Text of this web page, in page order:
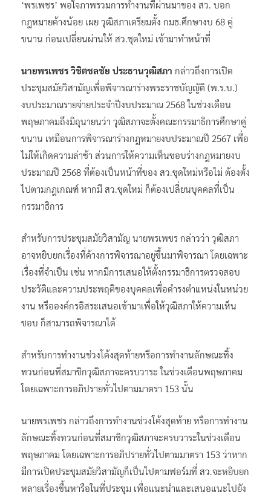
‘พรเพชร’ พอใจภาพรวมการทำงานที่ผ่านมาของ สว. บอก
กฎหมายค้างน้อย เผย วุฒิสภาเตรียมตั้ง กมธ.ศึกษางบ 68 คู่
ขนาน ก่อนเปลี่ยนผ่านให้ สว.ชุดใหม่ เข้ามาทำหน้าที่
นายพรเพชร วิชิตชลชัย ประธานวุฒิสภา กล่าวถึงการเปิด
ประชุมสมัยวิสามัญเพื่อพิจารณาร่างพระราชบัญญัติ (พ.ร.บ.)
งบประมาณรายจ่ายประจำปีงบประมาณ 2568 ในช่วงเดือน
พฤษภาคมถึงมิถุนายนว่า วุฒิสภาจะตั้งคณะกรรมาธิการศึกษาคู่
ขนาน เหมือนการพิจารณาร่างกฎหมายงบประมาณปี 2567 เพื่อ
ไม่ให้เกิดความล่าช้า ส่วนการให้ความเห็นชอบร่างกฎหมายงบ
ประมาณปี 2568 ที่ต้องเป็นหน้าที่ของ สว.ชุดใหม่หรือไม่ ต้องตั้ง
ไปตามกฎเกณฑ์ หากมี สว.ชุดใหม่ ก็ต้องเปลี่ยนบุคคลที่เป็น
กรรมาธิการ
สำหรับการประชุมสมัยวิสามัญ นายพรเพชร กล่าวว่า วุฒิสภา
อาจหยิบยกเรื่องที่ค้างการพิจารณาอยู่ขึ้นมาพิจารณา โดยเฉพาะ
เรื่องที่จำเป็น เช่น หากมีการเสนอให้ตั้งกรรมาธิการตรวจสอบ
ประวัติและความประพฤติของบุคคลเพื่อดำรงตำแหน่งในหน่วย
งาน หรือองค์กรอิสระเสนอเข้ามาเพื่อให้วุฒิสภาให้ความเห็น
ชอบ ก็สามารถพิจารณาได้
สำหรับการทำงานช่วงโค้งสุดท้ายหรือการทำงานลักษณะทิ้ง
ทวนก่อนที่สมาชิกวุฒิสภาจะครบวาระ ในช่วงเดือนพฤษภาคม
โดยเฉพาะการอภิปรายทั่วไปตามมาตรา 153 นั้น
นายพรเพชร กล่าวถึงการทำงานช่วงโค้งสุดท้าย หรือการทำงาน
ลักษณะทิ้งทวนก่อนที่สมาชิกวุฒิสภาจะครบวาระในช่วงเดือน
พฤษภาคม โดยเฉพาะการอภิปรายทั่วไปตามมาตรา 153 ว่าหาก
มีการเปิดประชุมสมัยวิสามัญก็เป็นไปตามฟอร์มที่ สว.จะหยิบยก
หลายเรื่องขึ้นหารือในที่ประชุม เพื่อแนะนำและเสนอแนะไปยัง